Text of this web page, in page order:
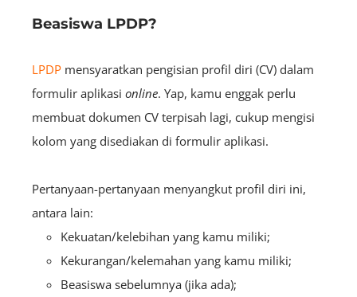
Beasiswa LPDP?
LPDP mensyaratkan pengisian profil diri (CV) dalam
formulir aplikasi online. Yap, kamu enggak perlu
membuat dokumen CV terpisah lagi, cukup mengisi
kolom yang disediakan di formulir aplikasi.
Pertanyaan-pertanyaan menyangkut profil diri ini,
antara lain:
Kekuatan/kelebihan yang kamu miliki;
Kekurangan/kelemahan yang kamu miliki;
Beasiswa sebelumnya (jika ada);